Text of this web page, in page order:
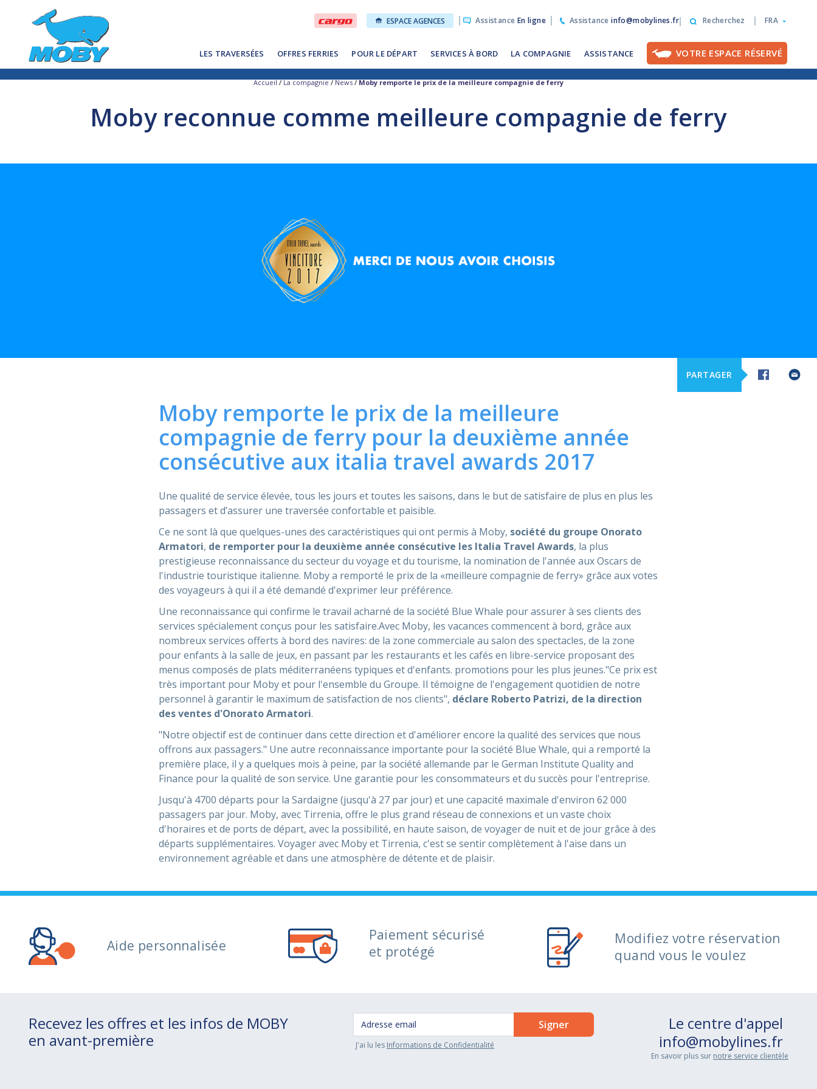
Recherchez FRA
LES TRAVERSÉES OFFRES FERRIES POUR LE DÉPART SERVICES À BORD LA COMPAGNIE ASSISTANCE VOTRE ESPACE RÉSERVÉ
ESPACE AGENCES Assistance En ligne Assistanceinfo@mobylines.fr
Accueil/La compagnie/News/Moby remporte le prix de la meilleure compagnie de ferry
Moby reconnue comme meilleure compagnie de ferry
PARTAGER
Moby remporte le prix de la meilleure
compagnie de ferry pour la deuxième année
consécutive aux italia travel awards 2017
Une qualité de service élevée, tous les jours et toutes les saisons, dans le but de satisfaire de plus en plus les
passagers et d’assurer une traversée confortable et paisible.
Ce ne sont là que quelques-unes des caractéristiques qui ont permis à Moby, société du groupe Onorato
Armatori, de remporter pour la deuxième année consécutive les Italia Travel Awards, la plus
prestigieuse reconnaissance du secteur du voyage et du tourisme, la nomination de l'année aux Oscars de
l'industrie touristique italienne. Moby a remporté le prix de la «meilleure compagnie de ferry» grâce aux votes
des voyageurs à qui il a été demandé d'exprimer leur préférence.
Une reconnaissance qui confirme le travail acharné de la société Blue Whale pour assurer à ses clients des
services spécialement conçus pour les satisfaire.Avec Moby, les vacances commencent à bord, grâce aux
nombreux services offerts à bord des navires: de la zone commerciale au salon des spectacles, de la zone
pour enfants à la salle de jeux, en passant par les restaurants et les cafés en libre-service proposant des
menus composés de plats méditerranéens typiques et d'enfants. promotions pour les plus jeunes."Ce prix est
très important pour Moby et pour l'ensemble du Groupe. Il témoigne de l'engagement quotidien de notre
personnel à garantir le maximum de satisfaction de nos clients", déclare Roberto Patrizi, de la direction
des ventes d'Onorato Armatori.
"Notre objectif est de continuer dans cette direction et d'améliorer encore la qualité des services que nous
offrons aux passagers." Une autre reconnaissance importante pour la société Blue Whale, qui a remporté la
première place, il y a quelques mois à peine, par la société allemande par le German Institute Quality and
Finance pour la qualité de son service. Une garantie pour les consommateurs et du succès pour l'entreprise.
Jusqu'à 4700 départs pour la Sardaigne (jusqu'à 27 par jour) et une capacité maximale d'environ 62 000
passagers par jour. Moby, avec Tirrenia, offre le plus grand réseau de connexions et un vaste choix
d'horaires et de ports de départ, avec la possibilité, en haute saison, de voyager de nuit et de jour grâce à des
départs supplémentaires. Voyager avec Moby et Tirrenia, c'est se sentir complètement à l'aise dans un
environnement agréable et dans une atmosphère de détente et de plaisir.
Aide personnalisée
Paiement sécurisé
et protégé
Modifiez votre réservation
quand vous le voulez
Recevez les offres et les infos de MOBY
en avant-première
J'ai lu les Informations de Confidentialité
Le centre d'appel
info@mobylines.fr
En savoir plus sur notre service clientèle